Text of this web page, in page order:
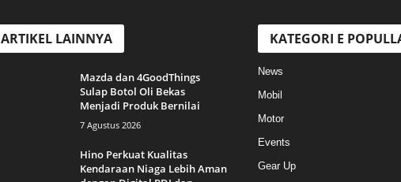
ARTIKEL LAINNYA
Mazda dan 4GoodThings
Sulap Botol Oli Bekas
Menjadi Produk Bernilai
7 Agustus 2026
Hino Perkuat Kualitas
Kendaraan Niaga Lebih Aman
KATEGORI E
News
Mobil
Motor
Events
Gear Up